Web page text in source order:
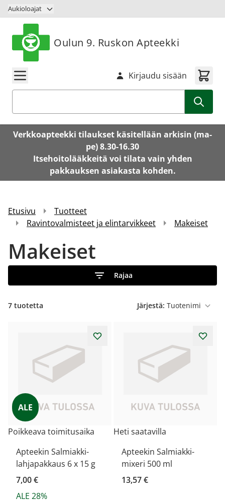
Siirry sisältöön
Aukioloajat
Oulun 9. Ruskon Apteekki
Kirjaudu sisään
Verkkoapteekki tilaukset käsitellään arkisin (ma-
pe) 8.30-16.30
Itsehoitolääkkeitä voi tilata vain yhden
pakkauksen asiakasta kohden.
Etusivu
Tuotteet
Ravintovalmisteet ja elintarvikkeet
Makeiset
Makeiset
Rajaa
7 tuotetta Järjestä:
ALE
Poikkeava toimitusaika
Apteekin Salmiakki-
lahjapakkaus 6 x 15 g
7,00 €
ALE 28%
Heti saatavilla
Apteekin Salmiakki-
mixeri 500 ml
13,57 €